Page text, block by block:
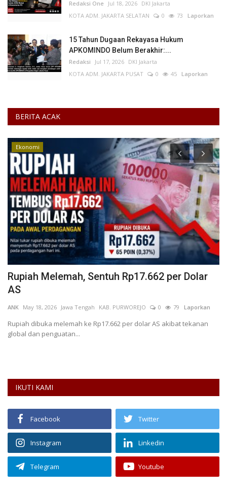
Redaksi One Jul 18, 2026 DKI Jakarta
KOTA ADM. JAKARTA SELATAN
0 73 Laporkan
15 Tahun Dugaan Rekayasa Hukum
APKOMINDO Belum Berakhir:...
Redaksi Jul 17, 2026 DKI Jakarta
KOTA ADM. JAKARTA PUSAT
0 45 Laporkan
BERITA ACAK
Ekonomi
Rupiah Melemah, Sentuh Rp17.662 per Dolar
AS
ANK May 18, 2026 Jawa Tengah KAB. PURWOREJO 0 79 Laporkan
Rupiah dibuka melemah ke Rp17.662 per dolar AS akibat tekanan
global dan penguatan...
IKUTI KAMI
Facebook Twitter
Instagram Linkedin
Telegram Youtube